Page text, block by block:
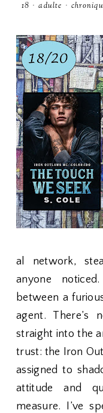
18 · adulte ·
al network,
anyone
between a
agent.
straight into the
trust: the Iron
assigned to
attitude and
measure. I’ve